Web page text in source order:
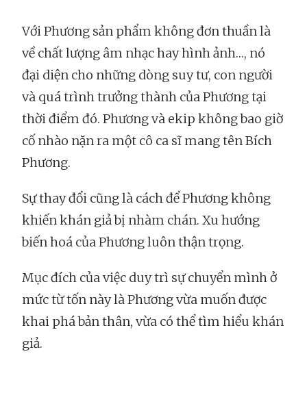
Với Phương sản phẩm không đơn thuần là
về chất lượng âm nhạc hay hình ảnh…, nó
đại diện cho những dòng suy tư, con người
và quá trình trưởng thành của Phương tại
thời điểm đó. Phương và ekip không bao giờ
cố nhào nặn ra một cô ca sĩ mang tên Bích
Phương.
Sự thay đổi cũng là cách để Phương không
khiến khán giả bị nhàm chán. Xu hướng
biến hoá của Phương luôn thận trọng.
Mục đích của việc duy trì sự chuyển mình ở
mức từ tốn này là Phương vừa muốn được
khai phá bản thân, vừa có thể tìm hiểu khán
giả.